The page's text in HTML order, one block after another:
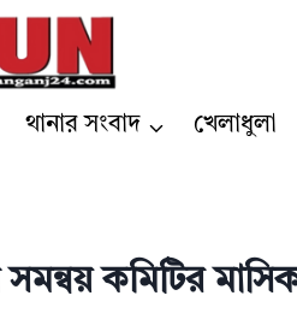
থানার সংবাদ খেলাধুলা
কমিটির